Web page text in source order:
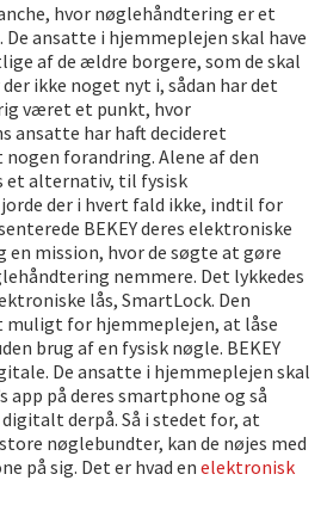
hvor nøglehåndtering er et
ansatte i hjemmeplejen skal have
af de ældre borgere, som de skal
ikke noget nyt i, sådan har det
været et punkt, hvor
ansatte har haft decideret
forandring. Alene af den
et alternativ, til fysisk
der i hvert fald ikke, indtil for
BEKEY deres elektroniske
en mission, hvor de søgte at gøre
nemmere. Det lykkedes
lås, SmartLock. Den
muligt for hjemmeplejen, at låse
brug af en fysisk nøgle. BEKEY
De ansatte i hjemmeplejen skal
app på deres smartphone og så
derpå. Så i stedet for, at
nøglebundter, kan de nøjes med
på sig. Det er hvad en elektronisk